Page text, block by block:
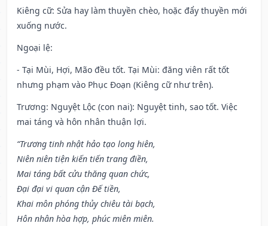
Kiêng cữ: Sửa hay làm thuyền chèo, hoặc đẩy thuyền mới
xuống nước.
Ngoại lệ:
- Tại Mùi, Hợi, Mão đều tốt. Tại Mùi: đăng viên rất tốt
nhưng phạm vào Phục Đoạn (Kiêng cữ như trên).
Trương: Nguyệt Lộc (con nai): Nguyệt tinh, sao tốt. Việc
mai táng và hôn nhân thuận lợi.
“Trương tinh nhật hảo tạo long hiên,
Niên niên tiện kiến tiến trang điền,
Mai táng bất cửu thăng quan chức,
Đại đại vi quan cận Đế tiền,
Khai môn phóng thủy chiêu tài bạch,
Hôn nhân hòa hợp, phúc miên miên.